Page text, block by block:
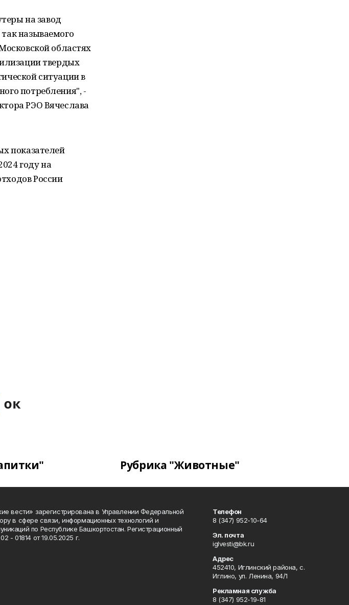
на завод
называемого
областях
твердых
ситуации в
потребления", -
РЭО Вячеслава
показателей
году на
России
Рубрика "Животные"
вести» зарегистрирована в Управлении Федеральной
в сфере связи, информационных технологий и
по Республике Башкортостан. Регистрационный
- 01814 от 19.05.2025 г.
Телефон
8 (347) 952-10-64
Эл. почта
iglvesti@bk.ru
Адрес
452410, Иглинский района, с.
Иглино, ул. Ленина, 94/1
Рекламная служба
8 (347) 952-19-81